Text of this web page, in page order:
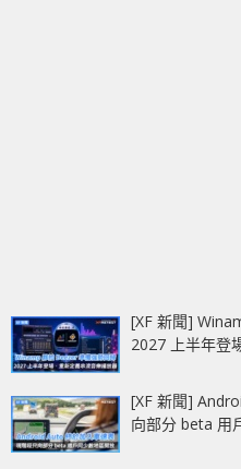
[XF 新聞]
2027 上半年登
[XF 新聞]
向部分 beta 用